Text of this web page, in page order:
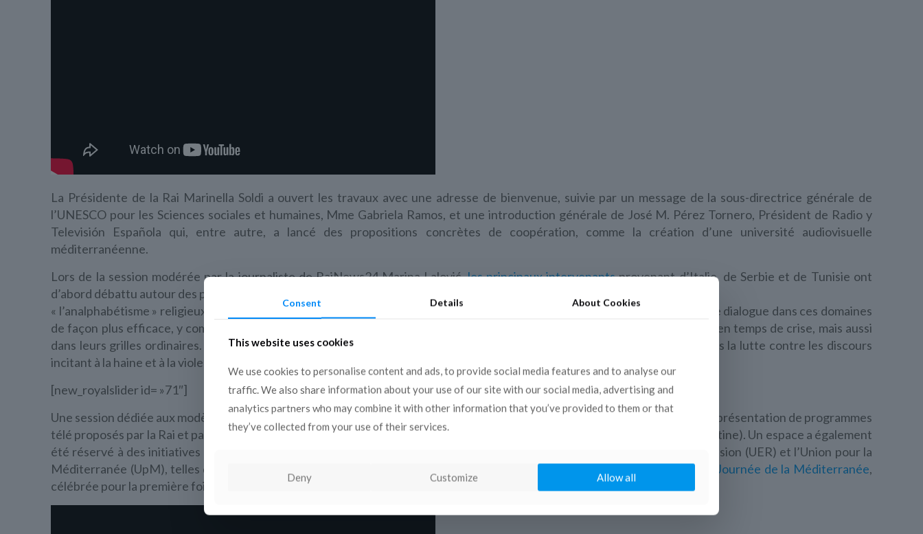
La Présidente de la Rai Marinella Soldi a ouvert les travaux avec une adresse de bienvenue, suivie par un message de la sous-directrice générale de
l’UNESCO pour les Sciences sociales et humaines, Mme Gabriela Ramos, et une introduction générale de José M. Pérez Tornero, Président de Radio y
Televisión Española qui, entre autre, a lancé des propositions concrètes de coopération, comme la création d’une université audiovisuelle
méditerranéenne.
Lors de la session modérée par la journaliste de RaiNews24 Marina Lalović,les principaux intervenantsprovenant d’Italie, de Serbie et de Tunisie ont
d’abord débattu autour des problèmes liés à
« l’analphabétisme » religieux et culturel, puis sur les solutions qui pourraient être adoptées par les médias pour promouvoir le dialogue dans ces domaines
de façon plus efficace, y compris la possibilité d’approfondir la « question » interculturelle et interreligieuse non seulement en temps de crise, mais aussi
dans leurs grilles ordinaires. Par ailleurs, un accent particulier a été mis sur le rôle important des régulateurs nationaux dans la lutte contre les discours
incitant à la haine et à la violence.
[new_royalslider id= »71″]
Une session dédiée aux modèles narratifs positifs de dialogue interculturel et interreligieux a eu lieu dans l’après-midi, avec la présentation de programmes
télé proposés par la Rai et par des diffuseurs publics d’autres pays comme France Télévisions (France) et PakaPaka TV (Argentine). Un espace a également
été réservé à des initiatives interculturelle à l’échelle régionale promues par l’UNESCO, l’Union Européenne de Radio-Télévision (UER) et l’Union pour la
Méditerranée (UpM), telles que la
Journée Mondiale de la Diversité Culturelle pour le Dialogue et le Développementet la Journée de la Méditerranée,
célébrée pour la première fois le 28 novembre 2021, date de début, en 1995, du Processus de Barcelone.
Consent Details About Cookies
This website uses cookies
We use cookies to personalise content and ads, to provide social media features and to analyse our
traffic. We also share information about your use of our site with our social media, advertising and
analytics partners who may combine it with other information that you’ve provided to them or that
they’ve collected from your use of their services.
Deny Customize Allow all